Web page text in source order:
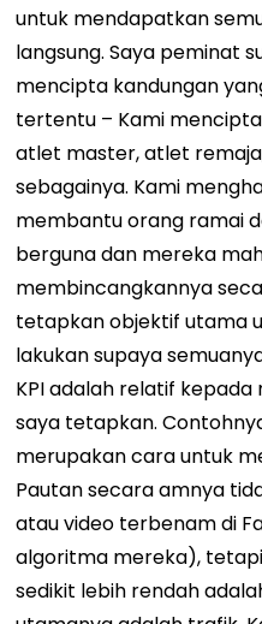
untuk mendapatkan
langsung. Saya peminat
mencipta kandungan
tertentu – Kami
atlet master, atlet
sebagainya. Kami
membantu orang ramai
berguna dan mereka
membincangkannya
tetapkan objektif utama
lakukan supaya
KPI adalah relatif kepada
saya tetapkan.
merupakan cara untuk
Pautan secara amnya
atau video terbenam di
algoritma mereka),
sedikit lebih rendah